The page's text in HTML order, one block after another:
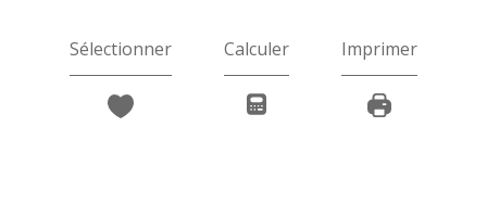
Sélectionner Calculer Imprimer